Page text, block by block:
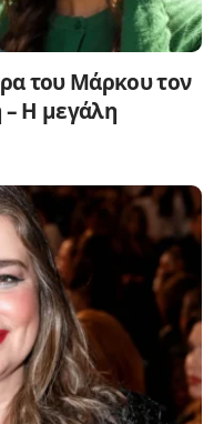
του Μάρκου τον
– Η μεγάλη